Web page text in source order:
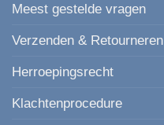
Meest gestelde vragen
Verzenden & Retourneren
Herroepingsrecht
Klachtenprocedure